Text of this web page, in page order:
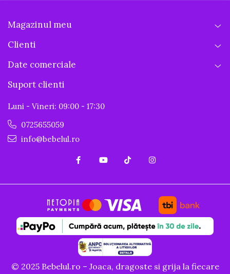
Magazinul meu
Clienti
Date comerciale
Suport clienti
Luni - Vineri: 09:00 - 17:30
0725655059
info@bebelul.ro
© 2025 Bebelul.ro – Joaca, dragoste si grija la fiecare